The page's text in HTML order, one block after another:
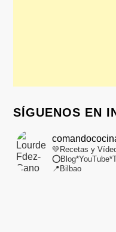
SÍGUENOS EN
💚Recetas y
📍Bilbao